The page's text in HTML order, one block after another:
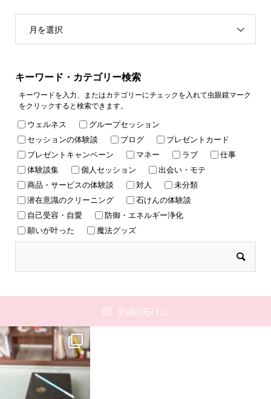
月を選択
キーワード・カテゴリー検索
キーワードを入力、またはカテゴリーにチェックを入れて虫眼鏡マーク
をクリックすると検索できます。
ウェルネス
グループセッション
セッションの体験談
ブログ
プレゼントカード
プレゼントキャンペーン
マネー ラブ
仕事
体験談集
個人セッション
出会い・モテ
商品・サービスの体験談
対人
未分類
潜在意識のクリーニング
石けんの体験談
自己受容・自愛
防御・エネルギー浄化
願いが叶った
魔法グッズ
至福の石けん